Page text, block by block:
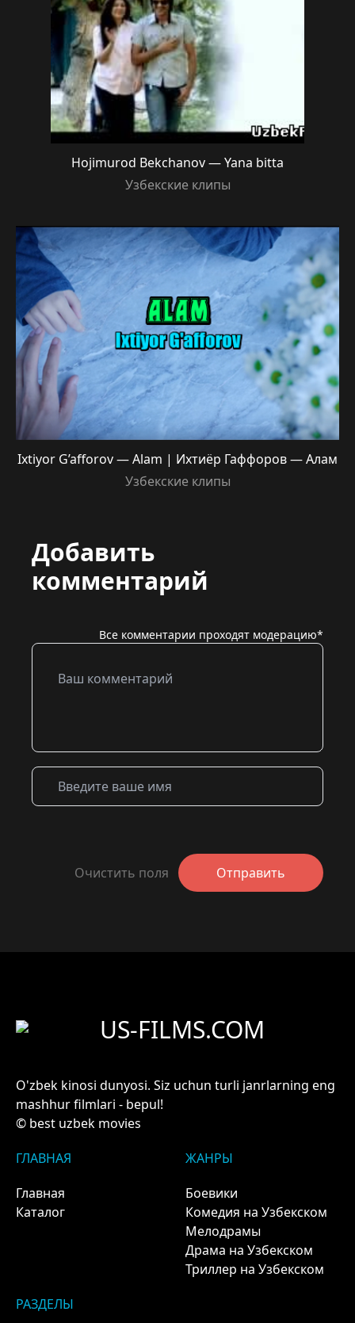
Hojimurod Bekchanov — Yana bitta
Узбекские клипы
Ixtiyor G’afforov — Alam | Ихтиёр Гаффоров — Алам
Узбекские клипы
Добавить
комментарий
Все комментарии проходят модерацию*
Очистить поля Отправить
US-FILMS.COM
O'zbek kinosi dunyosi. Siz uchun turli janrlarning eng
mashhur filmlari - bepul!
© best uzbek movies
ГЛАВНАЯ
Главная
Каталог
ЖАНРЫ
Боевики
Комедия на Узбекском
Мелодрамы
Драма на Узбекском
Триллер на Узбекском
РАЗДЕЛЫ